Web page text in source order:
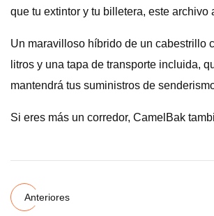
que tu extintor y tu billetera, este
Un maravilloso híbrido de un cabestrillo
litros y una tapa de transporte incluida,
mantendrá tus suministros de
Si eres más un corredor, CamelBak
Anteriores